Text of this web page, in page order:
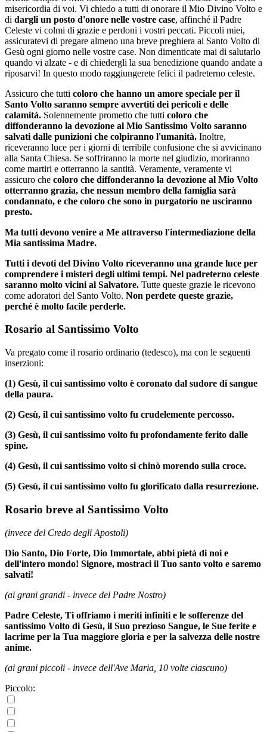
misericordia di voi. Vi chiedo a tutti di onorare il Mio Divino Volto e
di dargli un posto d'onore nelle vostre case, affinché il Padre
Celeste vi colmi di grazie e perdoni i vostri peccati. Piccoli miei,
assicuratevi di pregare almeno una breve preghiera al Santo Volto di
Gesù ogni giorno nelle vostre case. Non dimenticate mai di salutarlo
quando vi alzate - e di chiedergli la sua benedizione quando andate a
riposarvi! In questo modo raggiungerete felici il padreterno celeste.
Assicuro che tutti coloro che hanno un amore speciale per il
Santo Volto saranno sempre avvertiti dei pericoli e delle
calamità. Solennemente prometto che tutti coloro che
diffonderanno la devozione al Mio Santissimo Volto saranno
salvati dalle punizioni che colpiranno l'umanità. Inoltre,
riceveranno luce per i giorni di terribile confusione che si avvicinano
alla Santa Chiesa. Se soffriranno la morte nel giudizio, moriranno
come martiri e otterranno la santità. Veramente, veramente vi
assicuro che coloro che diffonderanno la devozione al Mio Volto
otterranno grazia, che nessun membro della famiglia sarà
condannato, e che coloro che sono in purgatorio ne usciranno
presto.
Ma tutti devono venire a Me attraverso l'intermediazione della
Mia santissima Madre.
Tutti i devoti del Divino Volto riceveranno una grande luce per
comprendere i misteri degli ultimi tempi. Nel padreterno celeste
saranno molto vicini al Salvatore. Tutte queste grazie le ricevono
come adoratori del Santo Volto. Non perdete queste grazie,
perché è molto facile perderle.
Rosario al Santissimo Volto
Va pregato come il rosario ordinario (tedesco), ma con le seguenti
inserzioni:
(1) Gesù, il cui santissimo volto è coronato dal sudore di sangue
della paura.
(2) Gesù, il cui santissimo volto fu crudelemente percosso.
(3) Gesù, il cui santissimo volto fu profondamente ferito dalle
spine.
(4) Gesù, il cui santissimo volto si chinò morendo sulla croce.
(5) Gesù, il cui santissimo volto fu glorificato dalla resurrezione.
Rosario breve al Santissimo Volto
(invece del Credo degli Apostoli)
Dio Santo, Dio Forte, Dio Immortale, abbi pietà di noi e
dell'intero mondo! Signore, mostraci il Tuo santo volto e saremo
salvati!
(ai grani grandi - invece del Padre Nostro)
Padre Celeste, Ti offriamo i meriti infiniti e le sofferenze del
santissimo Volto di Gesù, il Suo prezioso Sangue, le Sue ferite e
lacrime per la Tua maggiore gloria e per la salvezza delle nostre
anime.
(ai grani piccoli - invece dell'Ave Maria, 10 volte ciascuno)
Piccolo: